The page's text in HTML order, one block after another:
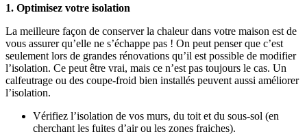
1. Optimisez votre isolation
La meilleure façon de conserver la chaleur dans votre maison est de
vous assurer qu’elle ne s’échappe pas ! On peut penser que c’est
seulement lors de grandes rénovations qu’il est possible de modifier
l’isolation. Ce peut être vrai, mais ce n’est pas toujours le cas. Un
calfeutrage ou des coupe-froid bien installés peuvent aussi améliorer
l’isolation.
Vérifiez l’isolation de vos murs, du toit et du sous-sol (en
cherchant les fuites d’air ou les zones fraiches).